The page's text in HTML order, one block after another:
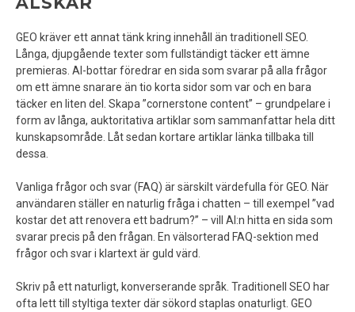
GEO kräver ett annat tänk kring innehåll än traditionell SEO.
Långa, djupgående texter som fullständigt täcker ett ämne
premieras. AI-bottar föredrar en sida som svarar på alla frågor
om ett ämne snarare än tio korta sidor som var och en bara
täcker en liten del. Skapa ”cornerstone content” – grundpelare i
form av långa, auktoritativa artiklar som sammanfattar hela ditt
kunskapsområde. Låt sedan kortare artiklar länka tillbaka till
dessa.
Vanliga frågor och svar (FAQ) är särskilt värdefulla för GEO. När
användaren ställer en naturlig fråga i chatten – till exempel ”vad
kostar det att renovera ett badrum?” – vill AI:n hitta en sida som
svarar precis på den frågan. En välsorterad FAQ-sektion med
frågor och svar i klartext är guld värd.
Skriv på ett naturligt, konverserande språk. Traditionell SEO har
ofta lett till styltiga texter där sökord staplas onaturligt. GEO